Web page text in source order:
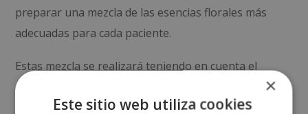
preparar una mezcla de las esencias florales más
adecuadas para cada paciente.
Estas mezcla se realizará teniendo en cuenta el
resultado que se busca conseguir y escogiendo un
máximo de 7 esencias. Para elaborar el preparado, se
×
Este sitio web utiliza cookies